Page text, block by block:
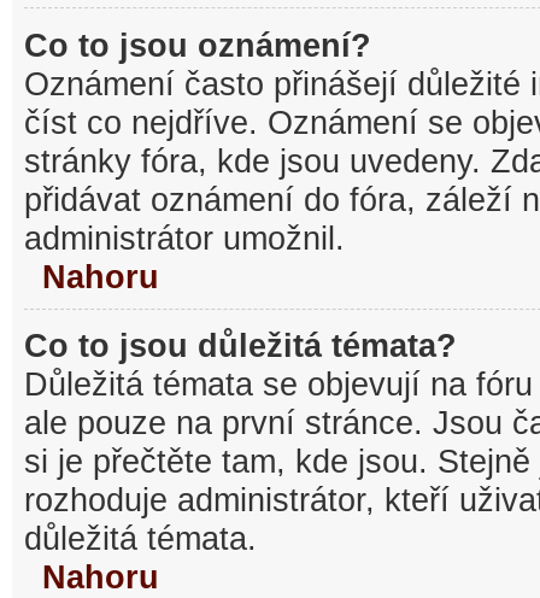
Co to jsou oznámení?
Oznámení často přinášejí důležité
číst co nejdříve. Oznámení se
stránky fóra, kde jsou uvedeny.
přidávat oznámení do fóra, záleží
administrátor umožnil.
Nahoru
Co to jsou důležitá témata?
Důležitá témata se objevují na
ale pouze na první stránce. Jsou
si je přečtěte tam, kde jsou.
rozhoduje administrátor, kteří
důležitá témata.
Nahoru